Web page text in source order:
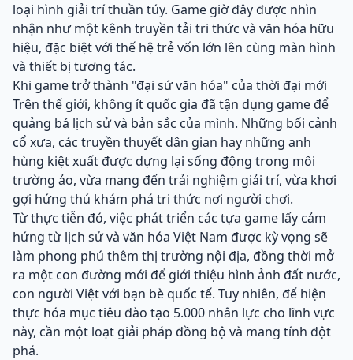
loại hình giải trí thuần túy. Game giờ đây được nhìn
nhận như một kênh truyền tải tri thức và văn hóa hữu
hiệu, đặc biệt với thế hệ trẻ vốn lớn lên cùng màn hình
và thiết bị tương tác.
Khi game trở thành "đại sứ văn hóa" của thời đại mới
Trên thế giới, không ít quốc gia đã tận dụng game để
quảng bá lịch sử và bản sắc của mình. Những bối cảnh
cổ xưa, các truyền thuyết dân gian hay những anh
hùng kiệt xuất được dựng lại sống động trong môi
trường ảo, vừa mang đến trải nghiệm giải trí, vừa khơi
gợi hứng thú khám phá tri thức nơi người chơi.
Từ thực tiễn đó, việc phát triển các tựa game lấy cảm
hứng từ lịch sử và văn hóa Việt Nam được kỳ vọng sẽ
làm phong phú thêm thị trường nội địa, đồng thời mở
ra một con đường mới để giới thiệu hình ảnh đất nước,
con người Việt với bạn bè quốc tế. Tuy nhiên, để hiện
thực hóa mục tiêu đào tạo 5.000 nhân lực cho lĩnh vực
này, cần một loạt giải pháp đồng bộ và mang tính đột
phá.